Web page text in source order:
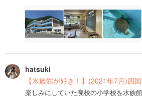
hatsuki
【水族館が好き！】(2021年7月)四
楽しみにしていた廃校の小学校を水族館